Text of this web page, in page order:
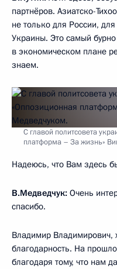
партнёров. Азиатско-
не только для России,
Украины. Это самый
в экономическом плане
знаем.
С главой политсовета
платформа – За жизнь»
Надеюсь, что Вам здесь
В.Медведчук: Очень
спасибо.
Владимир Владимирович,
благодарность. На
благодаря тому, что нам